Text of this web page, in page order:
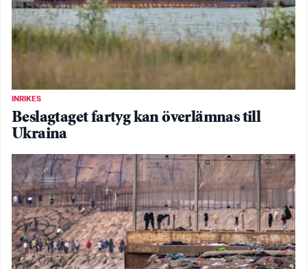
INRIKES
Beslagtaget fartyg kan överlämnas till
Ukraina